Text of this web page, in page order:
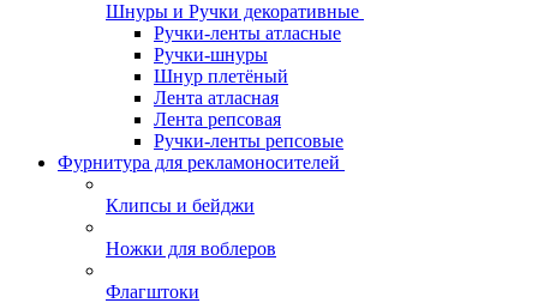
Шнуры и Ручки декоративные
Ручки-ленты атласные
Ручки-шнуры
Шнур плетёный
Лента атласная
Лента репсовая
Ручки-ленты репсовые
Фурнитура для рекламоносителей
Клипсы и бeйджи
Ножки для воблеров
Флагштоки